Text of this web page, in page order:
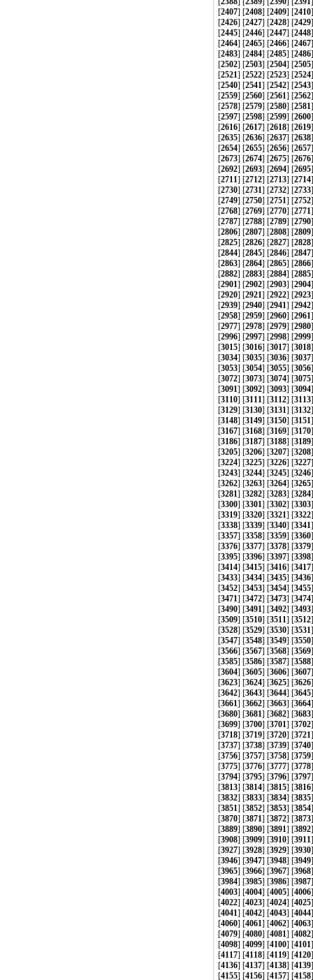
[2407] [2408] [2409] [2410
[2426] [2427] [2428] [2429
[2445] [2446] [2447] [2448
[2464] [2465] [2466] [2467
[2483] [2484] [2485] [2486
[2502] [2503] [2504] [2505
[2521] [2522] [2523] [2524
[2540] [2541] [2542] [2543
[2559] [2560] [2561] [2562
[2578] [2579] [2580] [2581
[2597] [2598] [2599] [2600
[2616] [2617] [2618] [2619
[2635] [2636] [2637] [2638
[2654] [2655] [2656] [2657
[2673] [2674] [2675] [2676
[2692] [2693] [2694] [2695
[2711] [2712] [2713] [2714
[2730] [2731] [2732] [2733
[2749] [2750] [2751] [2752
[2768] [2769] [2770] [2771
[2787] [2788] [2789] [2790
[2806] [2807] [2808] [2809
[2825] [2826] [2827] [2828
[2844] [2845] [2846] [2847
[2863] [2864] [2865] [2866
[2882] [2883] [2884] [2885
[2901] [2902] [2903] [2904
[2920] [2921] [2922] [2923
[2939] [2940] [2941] [2942
[2958] [2959] [2960] [2961
[2977] [2978] [2979] [2980
[2996] [2997] [2998] [2999
[3015] [3016] [3017] [3018
[3034] [3035] [3036] [3037
[3053] [3054] [3055] [3056
[3072] [3073] [3074] [3075
[3091] [3092] [3093] [3094
[3110] [3111] [3112] [3113
[3129] [3130] [3131] [3132
[3148] [3149] [3150] [3151
[3167] [3168] [3169] [3170
[3186] [3187] [3188] [3189
[3205] [3206] [3207] [3208
[3224] [3225] [3226] [3227
[3243] [3244] [3245] [3246
[3262] [3263] [3264] [3265
[3281] [3282] [3283] [3284
[3300] [3301] [3302] [3303
[3319] [3320] [3321] [3322
[3338] [3339] [3340] [3341
[3357] [3358] [3359] [3360
[3376] [3377] [3378] [3379
[3395] [3396] [3397] [3398
[3414] [3415] [3416] [3417
[3433] [3434] [3435] [3436
[3452] [3453] [3454] [3455
[3471] [3472] [3473] [3474
[3490] [3491] [3492] [3493
[3509] [3510] [3511] [3512
[3528] [3529] [3530] [3531
[3547] [3548] [3549] [3550
[3566] [3567] [3568] [3569
[3585] [3586] [3587] [3588
[3604] [3605] [3606] [3607
[3623] [3624] [3625] [3626
[3642] [3643] [3644] [3645
[3661] [3662] [3663] [3664
[3680] [3681] [3682] [3683
[3699] [3700] [3701] [3702
[3718] [3719] [3720] [3721
[3737] [3738] [3739] [3740
[3756] [3757] [3758] [3759
[3775] [3776] [3777] [3778
[3794] [3795] [3796] [3797
[3813] [3814] [3815] [3816
[3832] [3833] [3834] [3835
[3851] [3852] [3853] [3854
[3870] [3871] [3872] [3873
[3889] [3890] [3891] [3892
[3908] [3909] [3910] [3911
[3927] [3928] [3929] [3930
[3946] [3947] [3948] [3949
[3965] [3966] [3967] [3968
[3984] [3985] [3986] [3987
[4003] [4004] [4005] [4006
[4022] [4023] [4024] [4025
[4041] [4042] [4043] [4044
[4060] [4061] [4062] [4063
[4079] [4080] [4081] [4082
[4098] [4099] [4100] [4101
[4117] [4118] [4119] [4120
[4136] [4137] [4138] [4139
[4155] [4156] [4157] [4158